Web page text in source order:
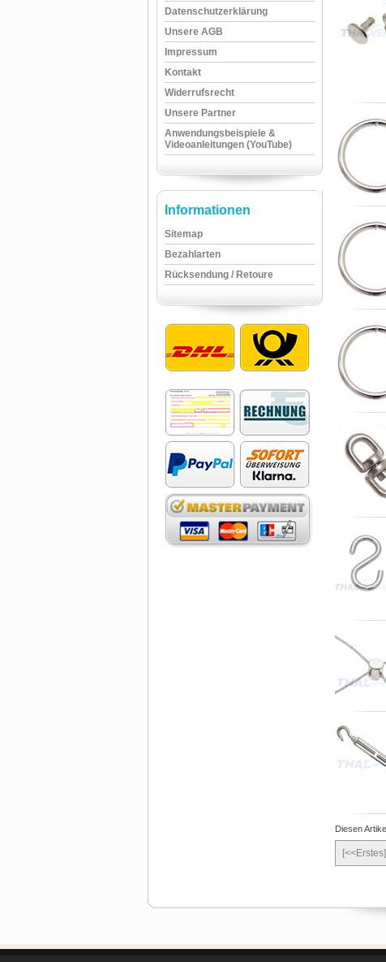
Datenschutzerklärung
Unsere AGB
Impressum
Kontakt
Widerrufsrecht
Unsere Partner
Anwendungsbeispiele &
Videoanleitungen (YouTube)
Informationen
Sitemap
Bezahlarten
Rücksendung / Retoure
Diesen
[<<Erstes]